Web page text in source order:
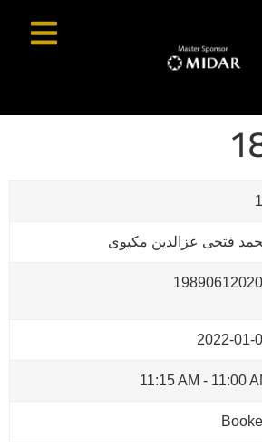
فتحى عزالدين مكيوى
2022-01-
11:00
-
11:15 AM